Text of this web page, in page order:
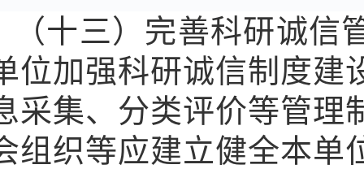
（十三）完善科研诚
位加强科研诚信制度建
采集、分类评价等管理
组织等应建立健全本单